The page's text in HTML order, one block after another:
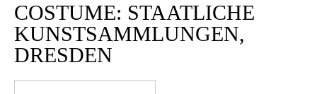
COSTUME: STAATLICHE
KUNSTSAMMLUNGEN,
DRESDEN